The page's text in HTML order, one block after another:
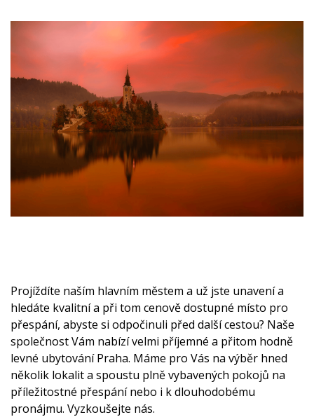
Projíždíte naším hlavním městem a už jste unavení a
hledáte kvalitní a při tom cenově dostupné místo pro
přespání, abyste si odpočinuli před další cestou? Naše
společnost Vám nabízí velmi příjemné a přitom hodně
levné ubytování Praha. Máme pro Vás na výběr hned
několik lokalit a spoustu plně vybavených pokojů na
příležitostné přespání nebo i k dlouhodobému
pronájmu. Vyzkoušejte nás.